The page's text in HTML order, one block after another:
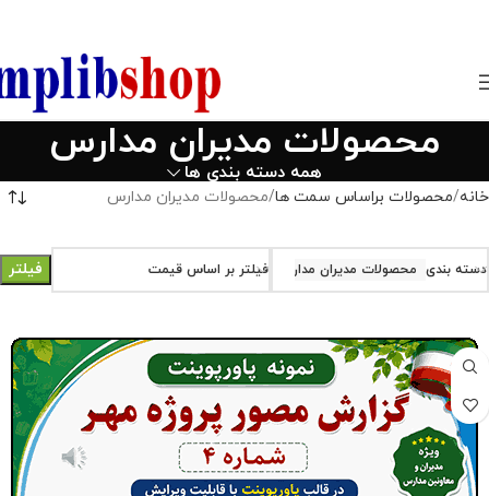
محصولات مدیران مدارس
همه دسته بندی ها
خانه محصولات براساس سمت ها محصولات مدیران مدارس
دسته بندی محصولات مدیران مدارس فیلتر بر اساس قیمت فیلتر